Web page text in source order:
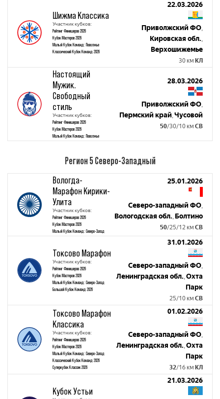
Шижма Классика
Участник кубков:
Рейтинг Финишеров 2026
Кубок Мастеров 2026
Малый Кубок Команд: Поволжье
Классический Кубок Команд 2026
22.03.2026
Приволжский ФО,
Кировская обл.,
Верхошижемье
30 км КЛ
Настоящий
Мужик.
Свободный
стиль
Участник кубков:
Рейтинг Финишеров 2026
Кубок Мастеров 2026
Малый Кубок Команд: Поволжье
28.03.2026
Приволжский ФО,
Пермский край,Чусовой
50/30/10 км СВ
Регион 5 Северо-Западный
Вологда-
Марафон Кирики-
Улита
Участник кубков:
Рейтинг Финишеров 2026
Кубок Мастеров 2026
Малый Кубок Команд: Северо-Запад
25.01.2026
Северо-западный ФО,
Вологодская обл., Болтино
50/25/12 км СВ
Токсово Марафон
Участник кубков:
Рейтинг Финишеров 2026
Кубок Мастеров 2026
Малый Кубок Команд: Северо-Запад
Большой Кубок Команд 2026
31.01.2026
Северо-западный ФО,
Ленинградская обл.,Охта
Парк
25/10 км СВ
Токсово Марафон
Классика
Участник кубков:
Рейтинг Финишеров 2026
Кубок Мастеров 2026
Малый Кубок Команд: Северо-Запад
Классический Кубок Команд 2026
Суперкубок Классик 2026
01.02.2026
Северо-западный ФО,
Ленинградская обл.,Охта
Парк
32/16 км КЛ
Кубок Устьи
21.03.2026